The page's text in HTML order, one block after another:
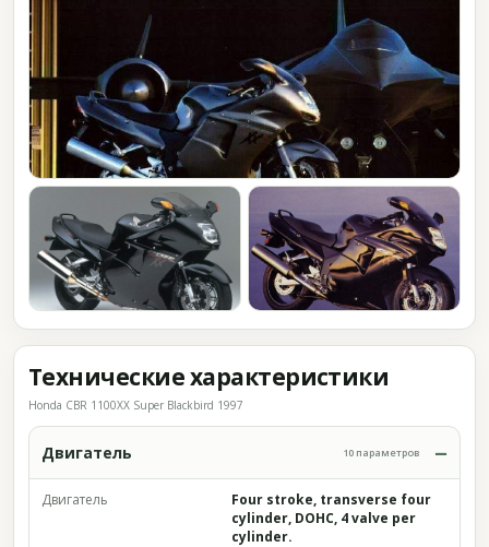
Технические характеристики
Honda CBR 1100XX Super Blackbird 1997
Двигатель 10 параметров
Двигатель
Four stroke, transverse four
cylinder, DOHC, 4 valve per
cylinder.